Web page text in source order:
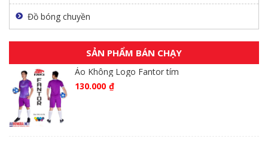
Đồ bóng chuyền
SẢN PHẨM BÁN CHẠY
Áo Không Logo Fantor tím
130.000 ₫